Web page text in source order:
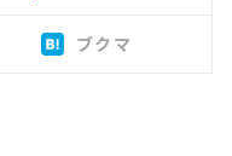
ブクマ